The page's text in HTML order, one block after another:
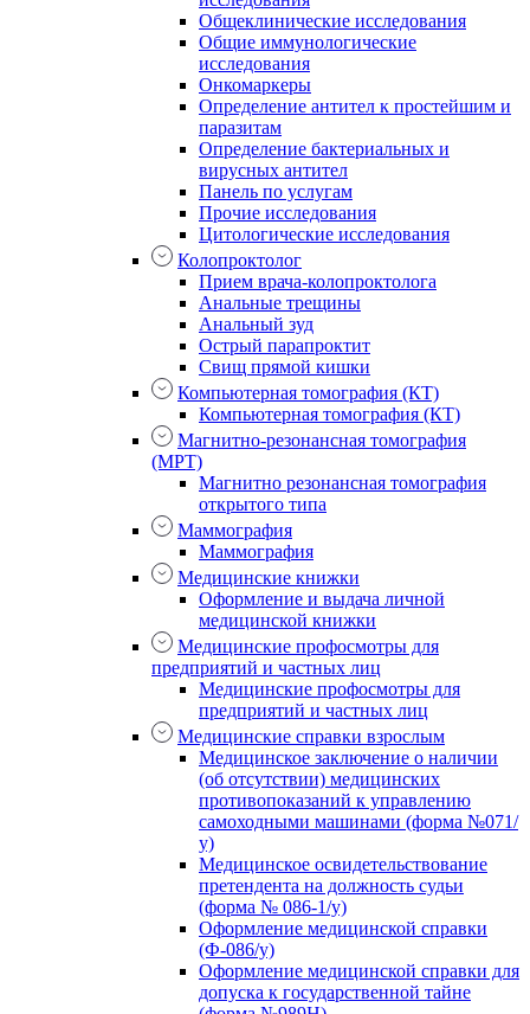
Общеклинические исследования
Общие иммунологические
исследования
Онкомаркеры
Определение антител к простейшим и
паразитам
Определение бактериальных и
вирусных антител
Панель по услугам
Прочие исследования
Цитологические исследования
Колопроктолог
Прием врача-колопроктолога
Анальные трещины
Анальный зуд
Острый парапроктит
Свищ прямой кишки
Компьютерная томография (КТ)
Компьютерная томография (КТ)
Магнитно-резонансная томография
(МРТ)
Магнитно резонансная томография
открытого типа
Маммография
Маммография
Медицинские книжки
Оформление и выдача личной
медицинской книжки
Медицинские профосмотры для
предприятий и частных лиц
Медицинские профосмотры для
предприятий и частных лиц
Медицинские справки взрослым
Медицинское заключение о наличии
(об отсутствии) медицинских
противопоказаний к управлению
самоходными машинами (форма №071/
у)
Медицинское освидетельствование
претендента на должность судьи
(форма № 086-1/у)
Оформление медицинской справки
(Ф-086/у)
Оформление медицинской справки для
допуска к государственной тайне